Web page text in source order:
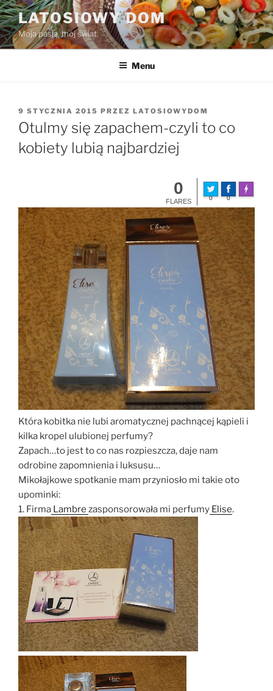
Przejdź
do
treści
LATOSIOWY DOM
Moja pasja, mój świat.
Menu
OPUBLIKOWANE
W
9 STYCZNIA 2015 PRZEZ LATOSIOWYDOM
Otulmy się zapachem-czyli to co
kobiety lubią najbardziej
0
FLARES 0 0
Made with
Która kobitka nie lubi aromatycznej pachnącej kąpieli i
kilka kropel ulubionej perfumy?
Zapach…to jest to co nas rozpieszcza, daje nam
odrobine zapomnienia i luksusu…
Mikołajkowe spotkanie mam przyniosło mi takie oto
upominki:
1. Firma Lambre zasponsorowała mi perfumy Elise.